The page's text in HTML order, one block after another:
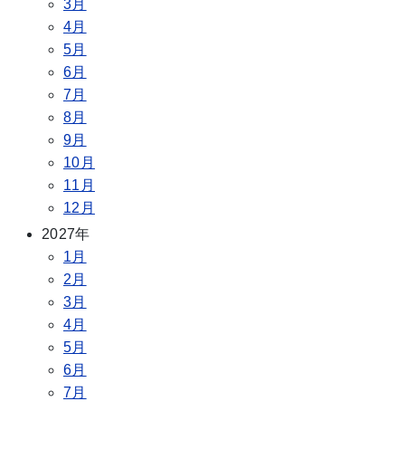
3月
4月
5月
6月
7月
8月
9月
10月
11月
12月
2027年
1月
2月
3月
4月
5月
6月
7月